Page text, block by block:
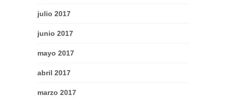
julio 2017
junio 2017
mayo 2017
abril 2017
marzo 2017